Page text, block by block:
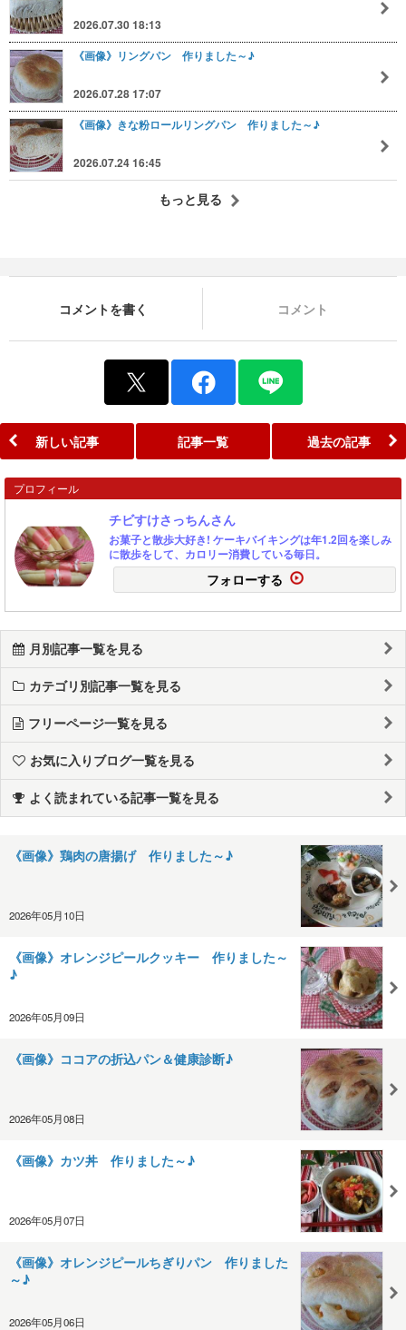
2026.07.30 18:13
《画像》リングパン 作りました～♪
2026.07.28 17:07
《画像》きな粉ロールリングパン 作りました～♪
2026.07.24 16:45
もっと見る
コメントを書く コメント
新しい記事 記事一覧 過去の記事
プロフィール
チビすけさっちんさん
お菓子と散歩大好き! ケーキバイキングは年1.2回を楽しみ
に散歩をして、カロリー消費している毎日。
フォローする
月別記事一覧を見る
カテゴリ別記事一覧を見る
フリーページ一覧を見る
お気に入りブログ一覧を見る
よく読まれている記事一覧を見る
《画像》鶏肉の唐揚げ 作りました～♪
2026年05月10日
《画像》オレンジピールクッキー 作りました～
♪
2026年05月09日
《画像》ココアの折込パン＆健康診断♪
2026年05月08日
《画像》カツ丼 作りました～♪
2026年05月07日
《画像》オレンジピールちぎりパン 作りました
～♪
2026年05月06日